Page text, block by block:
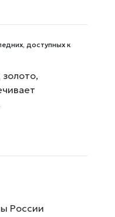
доступных к
России